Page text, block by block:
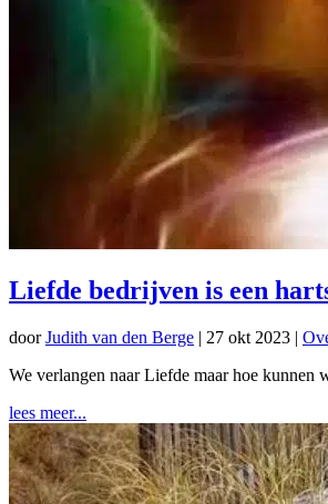
Liefde bedrijven is een
doorJudith van den Berge | 27 okt 2023 |
We verlangen naar Liefde maar hoe kunnen
lees meer...